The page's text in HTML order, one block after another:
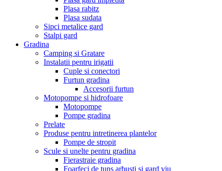
Plasa rabitz
Plasa sudata
Sipci metalice gard
Stalpi gard
Gradina
Camping si Gratare
Instalatii pentru irigatii
Cuple si conectori
Furtun gradina
Accesorii furtun
Motopompe si hidrofoare
Motopompe
Pompe gradina
Prelate
Produse pentru intretinerea plantelor
Pompe de stropit
Scule si unelte pentru gradina
Fierastraie gradina
Foarfeci de tuns arbusti si gard viu